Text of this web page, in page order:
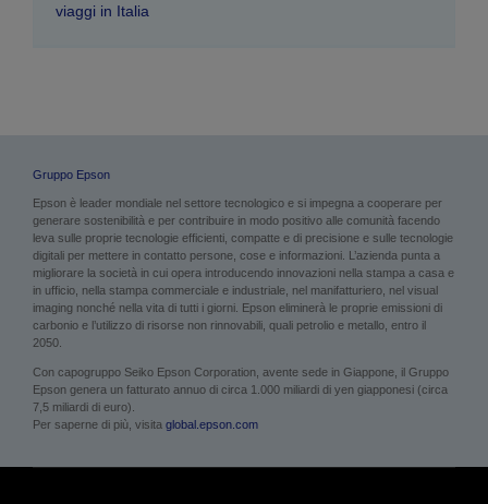
viaggi in Italia
Gruppo Epson
Epson è leader mondiale nel settore tecnologico e si impegna a cooperare per
generare sostenibilità e per contribuire in modo positivo alle comunità facendo
leva sulle proprie tecnologie efficienti, compatte e di precisione e sulle tecnologie
digitali per mettere in contatto persone, cose e informazioni. L’azienda punta a
migliorare la società in cui opera introducendo innovazioni nella stampa a casa e
in ufficio, nella stampa commerciale e industriale, nel manifatturiero, nel visual
imaging nonché nella vita di tutti i giorni. Epson eliminerà le proprie emissioni di
carbonio e l’utilizzo di risorse non rinnovabili, quali petrolio e metallo, entro il
2050.
Con capogruppo Seiko Epson Corporation, avente sede in Giappone, il Gruppo
Epson genera un fatturato annuo di circa 1.000 miliardi di yen giapponesi (circa
7,5 miliardi di euro).
Per saperne di più, visita global.epson.com